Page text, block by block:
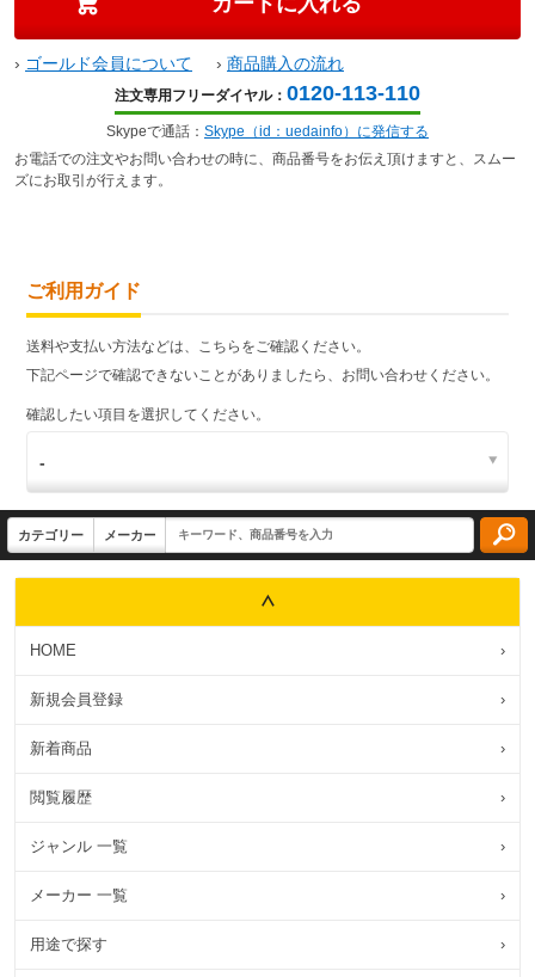
› ゴールド会員について › 商品購入の流れ
注文専用フリーダイヤル： 0120-113-110
Skypeで通話： Skype（id：uedainfo）に発信する
お電話での注文やお問い合わせの時に、商品番号をお伝え頂けますと、スムー
ズにお取引が行えます。
ご利用ガイド
送料や支払い方法などは、こちらをご確認ください。
下記ページで確認できないことがありましたら、お問い合わせください。
確認したい項目を選択してください。
HOME ›
新規会員登録 ›
新着商品 ›
閲覧履歴 ›
ジャンル 一覧 ›
メーカー 一覧 ›
用途で探す ›